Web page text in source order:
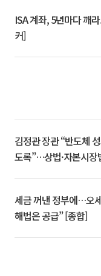
ISA 계좌, 5년마다 깨
커]
김정관 장관 “반도체
도록”…상법·자본시장
세금 꺼낸 정부에…오
해법은 공급” [종합]